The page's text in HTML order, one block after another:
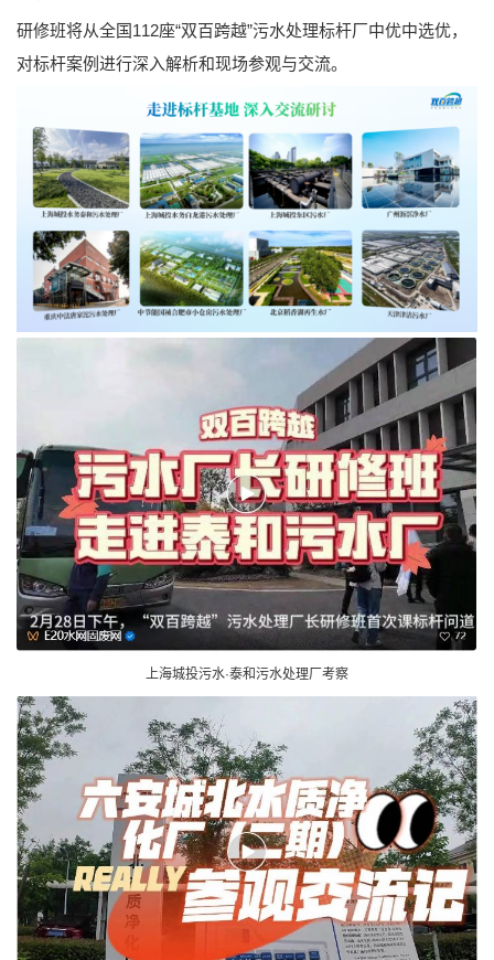
研修班将从全国112座“双百跨越”污水处理标杆厂中优中选优，
对标杆案例进行深入解析和现场参观与交流。
上海城投污水·泰和污水处理厂考察